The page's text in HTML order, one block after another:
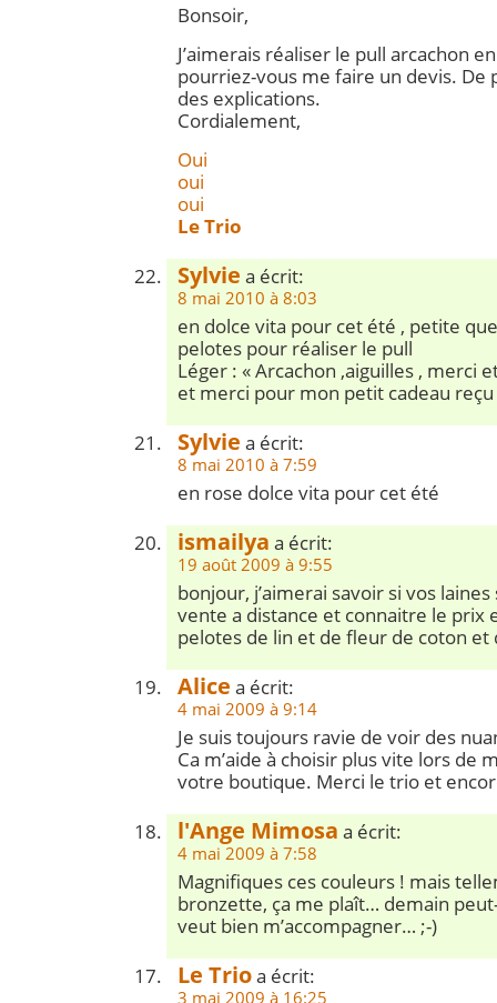
Bonsoir,
J’aimerais réaliser le pull arcachon
pourriez-vous me faire un devis. De
des explications.
Cordialement,
Oui
oui
oui
Le Trio
Sylvie a écrit:
8 mai 2010 à 8:03
en dolce vita pour cet été , petite
pelotes pour réaliser le pull
Léger : « Arcachon ,aiguilles , merci
et merci pour mon petit cadeau reçu
Sylvie a écrit:
8 mai 2010 à 7:59
en rose dolce vita pour cet été
ismailya a écrit:
19 août 2009 à 9:55
bonjour, j’aimerai savoir si vos
vente a distance et connaitre le prix
pelotes de lin et de fleur de coton et
Alice a écrit:
4 mai 2009 à 9:14
Je suis toujours ravie de voir des
Ca m’aide à choisir plus vite lors de
votre boutique. Merci le trio et
l'Ange Mimosa a écrit:
4 mai 2009 à 7:58
Magnifiques ces couleurs ! mais
bronzette, ça me plaît… demain
veut bien m’accompagner… ;-)
Le Trioa écrit:
3 mai 2009 à 16:25